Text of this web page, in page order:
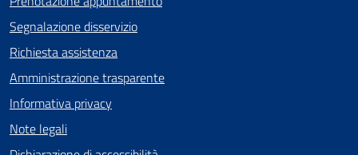
Segnalazione disservizio
Richiesta assistenza
Amministrazione trasparente
Informativa privacy
Note legali